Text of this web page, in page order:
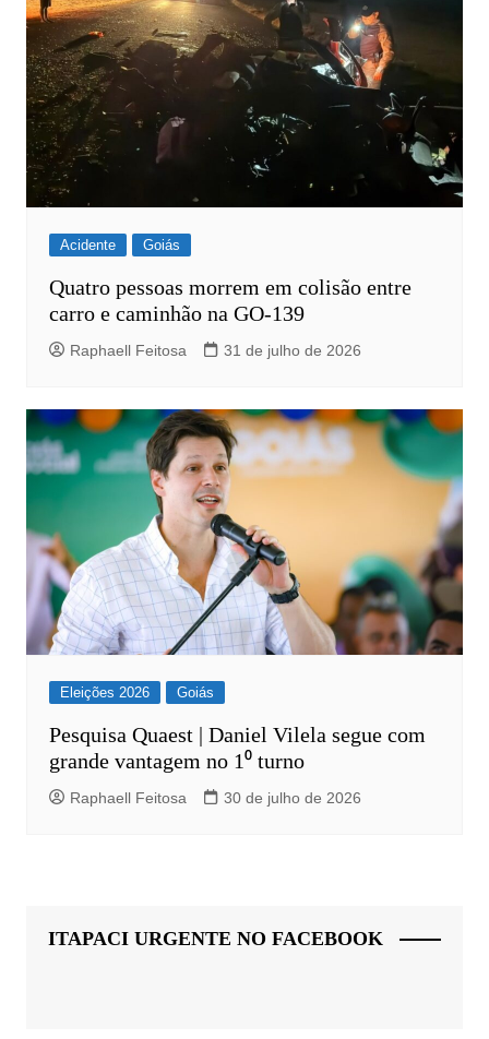
Acidente Goiás
Quatro pessoas morrem em colisão entre
carro e caminhão na GO-139
Raphaell Feitosa 31 de julho de 2026
Eleições 2026 Goiás
Pesquisa Quaest | Daniel Vilela segue com
grande vantagem no 1⁰ turno
Raphaell Feitosa 30 de julho de 2026
ITAPACI URGENTE NO FACEBOOK